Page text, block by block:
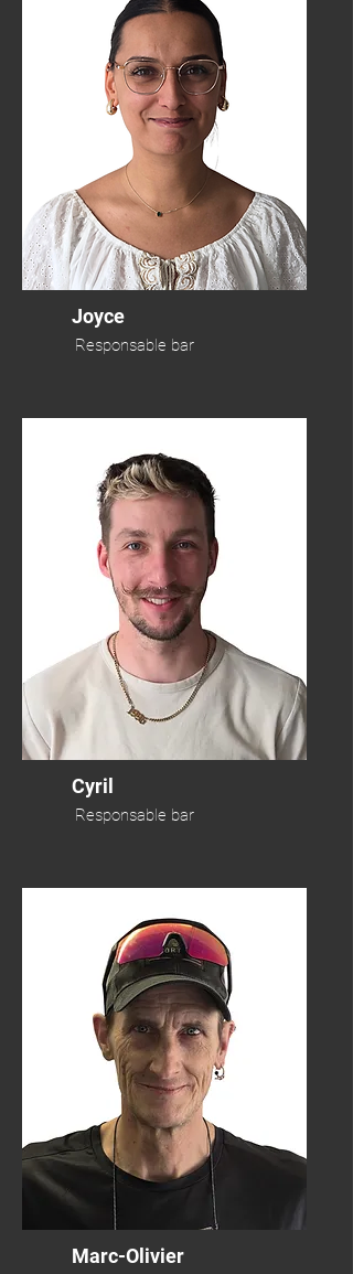
Joyce
Responsable bar
Cyril
Responsable bar
Marc-Olivier